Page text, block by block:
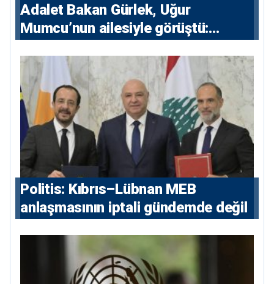
Adalet Bakan Gürlek, Uğur
Mumcu’nun ailesiyle görüştü:
devlet isterse her olayı ortaya
çıkarır”
Politis: Kıbrıs–Lübnan MEB
anlaşmasının iptali gündemde değil